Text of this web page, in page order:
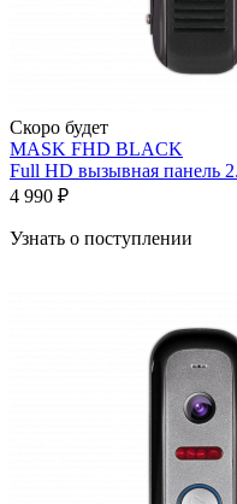
Скоро будет
MASK FHD BLACK
Full HD вызывная панель
4 990 ₽
Узнать о поступлении